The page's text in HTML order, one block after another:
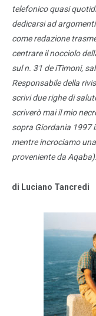
telefonico quasi
dedicarsi ad
come redazione
centrare il nocciolo
sul n. 31 de iTimoni,
Responsabile della
scrivi due righe di
scriverò mai il mio
sopra Giordania 1997
mentre incrociamo
proveniente da Aqaba).
di Luciano Tancredi